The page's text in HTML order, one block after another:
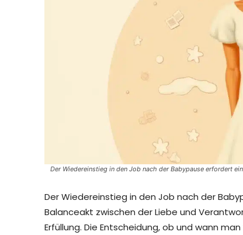
Der Wiedereinstieg in den Job nach der Babypause erfordert
Der Wiedereinstieg in den Job nach der
Balanceakt zwischen der Liebe und
Erfüllung. Die Entscheidung, ob und wann